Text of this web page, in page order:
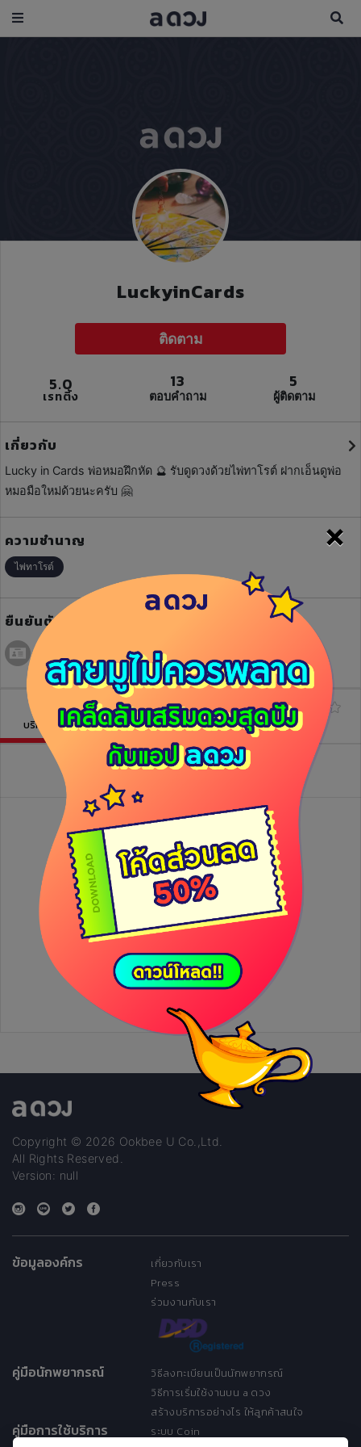
×
LuckyinCards
ติดตาม
5.0
เรทติ้ง
13
ตอบคำถาม
5
ผู้ติดตาม
เกี่ยวกับ
Lucky in Cards พ่อหมอฝึกหัด 🔮 รับดูดวงด้วยไพ่ทาโรต์ ฝากเอ็นดูพ่อ
หมอมือใหม่ด้วยนะครับ 🤗
ความชำนาญ
ไพ่ทาโรต์
ยืนยันตัวตน
บริการฝากดวง บทความ รีวิว
ยังไม่มีข้อมูล
Copyright © 2026 Ookbee U Co.,Ltd.
All Rights Reserved.
Version: null
ข้อมูลองค์กร
เกี่ยวกับเรา
Press
ร่วมงานกับเรา
คู่มือนักพยากรณ์
วิธีลงทะเบียนเป็นนักพยากรณ์
วิธีการเริ่มใช้งานบน a ดวง
สร้างบริการอย่างไร ให้ลูกค้าสนใจ
คู่มือการใช้บริการ
ระบบ Coin